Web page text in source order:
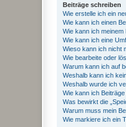
Beiträge schreiben
Wie erstelle ich ein
Wie kann ich einen
Wie kann ich meinem
Wie kann ich eine
Wieso kann ich nicht
Wie bearbeite oder
Warum kann ich auf
Weshalb kann ich
Weshalb wurde ich
Wie kann ich
Was bewirkt die
Warum muss mein
Wie markiere ich ein